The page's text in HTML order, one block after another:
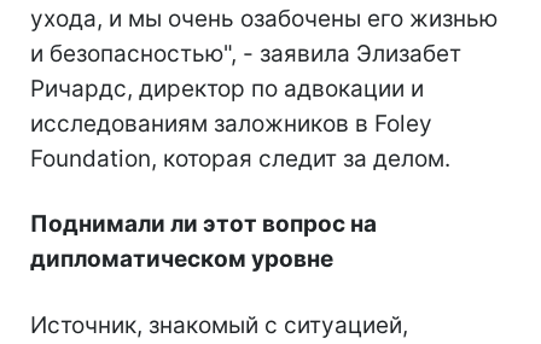
ухода, и мы очень озабочены его жизнью
и безопасностью", - заявила Элизабет
Ричардс, директор по адвокации и
исследованиям заложников в Foley
Foundation, которая следит за делом.
Поднимали ли этот вопрос на
дипломатическом уровне
Источник, знакомый с ситуацией,